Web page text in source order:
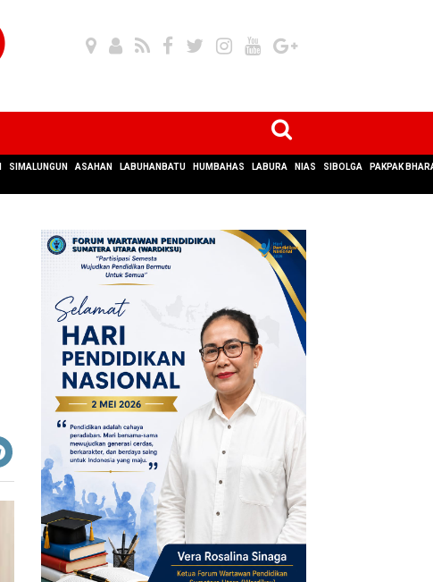
SIMALUNGUN ASAHAN LABUHANBATU HUMBAHAS LABURA NIAS SIBOLGA PAKPAK